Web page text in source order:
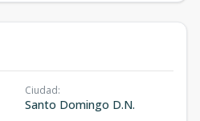
Ciudad:
Santo Domingo D.N.